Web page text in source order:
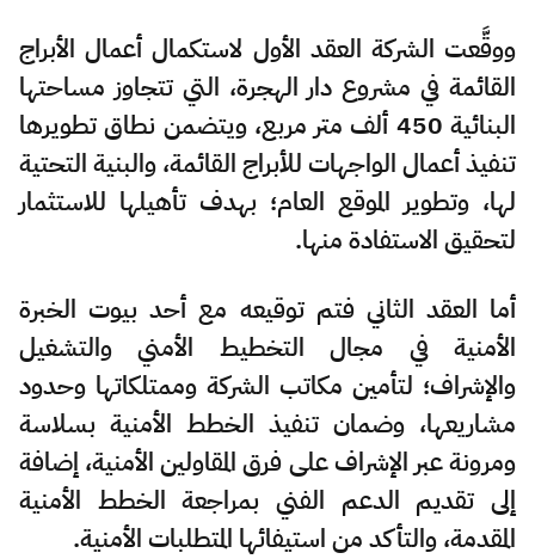
ووقَّعت الشركة العقد الأول لاستكمال أعمال الأبراج
القائمة في مشروع دار الهجرة، التي تتجاوز مساحتها
البنائية 450 ألف متر مربع، ويتضمن نطاق تطويرها
تنفيذ أعمال الواجهات للأبراج القائمة، والبنية التحتية
لها، وتطوير الموقع العام؛ بهدف تأهيلها للاستثمار
لتحقيق الاستفادة منها.
أما العقد الثاني فتم توقيعه مع أحد بيوت الخبرة
الأمنية في مجال التخطيط الأمني والتشغيل
والإشراف؛ لتأمين مكاتب الشركة وممتلكاتها وحدود
مشاريعها، وضمان تنفيذ الخطط الأمنية بسلاسة
ومرونة عبر الإشراف على فرق المقاولين الأمنية، إضافة
إلى تقديم الدعم الفني بمراجعة الخطط الأمنية
المقدمة، والتأكد من استيفائها المتطلبات الأمنية.